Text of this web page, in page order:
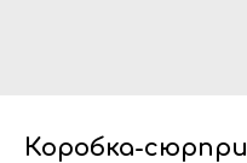
Коробка-